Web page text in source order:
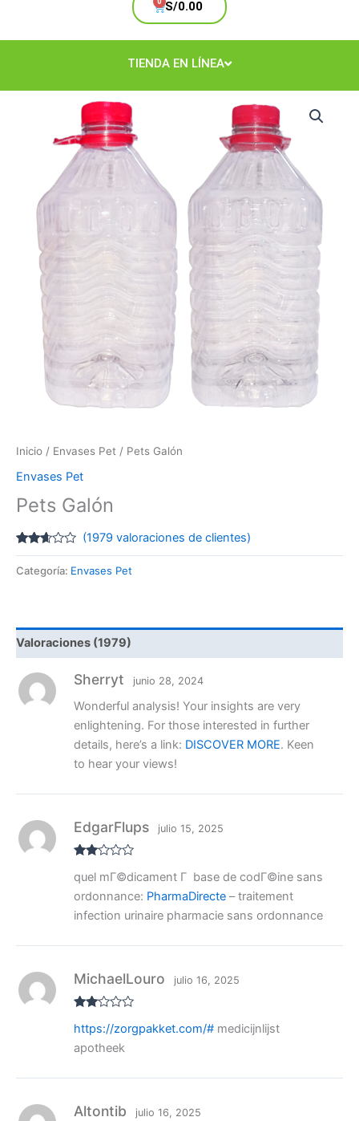
S/0.00
Cart
TIENDA EN LÍNEA
Inicio / Envases Pet / Pets Galón
Envases Pet
Pets Galón
Valorado
con
2.54
1978
valoraciones
de
clientes
(1979valoraciones de clientes)
Categoría: Envases Pet
Valoraciones (1979)
Sherryt junio 28, 2024
Wonderful analysis! Your insights are very
enlightening. For those interested in further
details, here’s a link: DISCOVER MORE. Keen
to hear your views!
rado
con
2de
5
EdgarFlups julio 15, 2025
quel mГ©dicament Г base de codГ©ine sans
ordonnance: PharmaDirecte– traitement
infection urinaire pharmacie sans ordonnance
rado
2de
MichaelLouro julio 16, 2025
https://zorgpakket.com/#medicijnlijst
apotheek
Altontib julio 16, 2025